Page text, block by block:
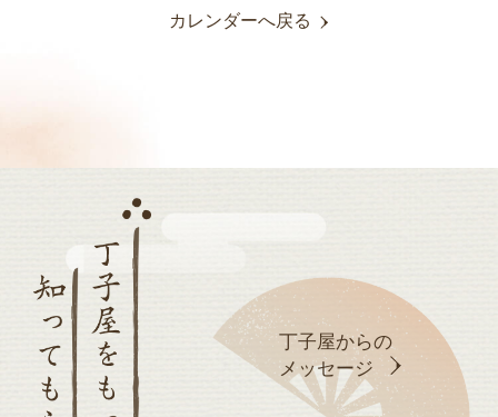
カレンダーへ戻る
丁子屋からの
メッセージ